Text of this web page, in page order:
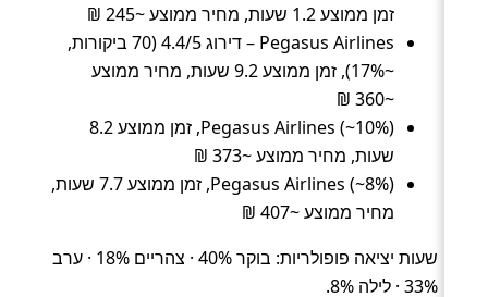
זמן ממוצע 1.2 שעות, מחיר ממוצע ~245 ₪
Pegasus Airlines – דירוג 4.4/5 (70 ביקורות,
~17%), זמן ממוצע 9.2 שעות, מחיר ממוצע
~360 ₪
Pegasus Airlines (~10%), זמן ממוצע 8.2
שעות, מחיר ממוצע ~373 ₪
Pegasus Airlines (~8%), זמן ממוצע 7.7 שעות,
מחיר ממוצע ~407 ₪
שעות יציאה פופולריות: בוקר 40% · צהריים 18% · ערב
33% · לילה 8%.